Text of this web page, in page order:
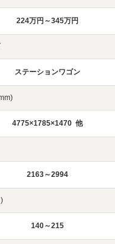
224万円～345万円
ステーションワゴン
4775×1785×1470 他
2163～2994
140～215